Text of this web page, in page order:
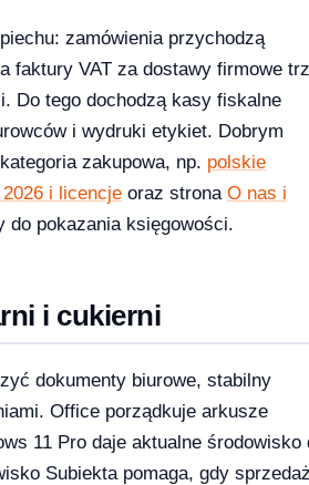
zamówienia przychodzą
faktury VAT za dostawy firmowe
Do tego dochodzą kasy fiskalne
i wydruki etykiet. Dobrym
zakupowa, np. polskie
2026 i licencje oraz strona O nas i
do pokazania księgowości.
i cukierni
dokumenty biurowe, stabilny
Office porządkuje arkusze
11 Pro daje aktualne środowisko
Subiekta pomaga, gdy